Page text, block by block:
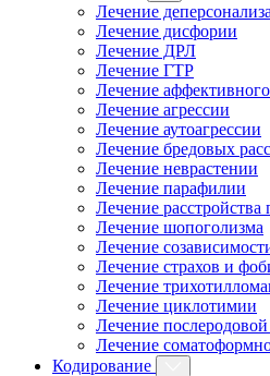
Лечение
Лечение дисфории
Лечение ДРЛ
Лечение ГТР
Лечение аффективного
Лечение агрессии
Лечение аутоагрессии
Лечение бредовых
Лечение неврастении
Лечение парафилии
Лечение
Лечение шопоголизма
Лечение
Лечение страхов и
Лечение
Лечение циклотимии
Лечение
Лечение
Кодирование